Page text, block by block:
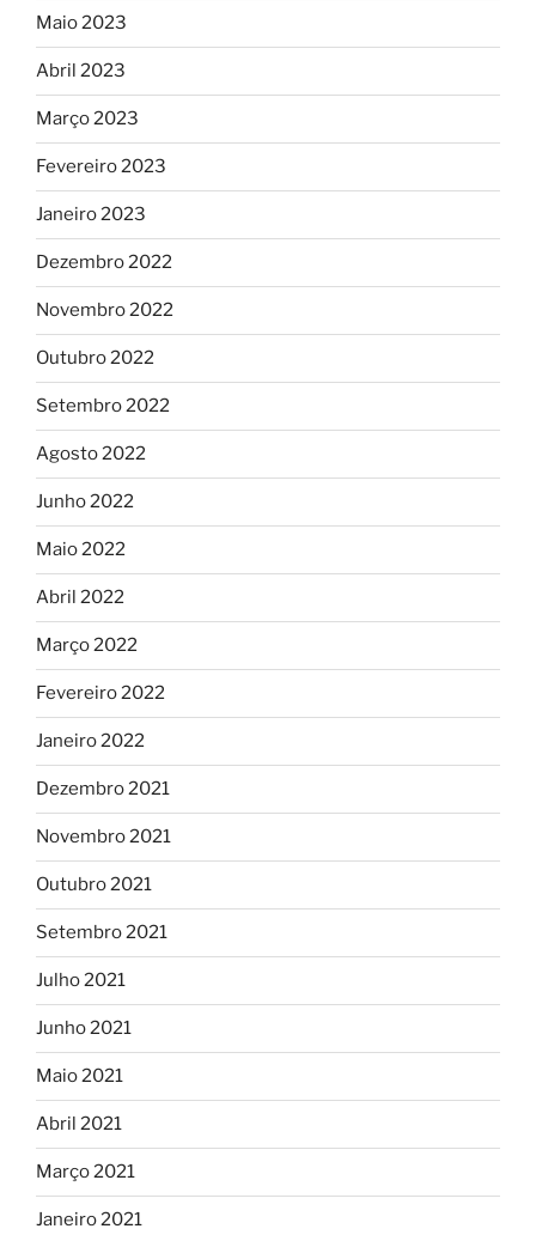
Maio 2023
Abril 2023
Março 2023
Fevereiro 2023
Janeiro 2023
Dezembro 2022
Novembro 2022
Outubro 2022
Setembro 2022
Agosto 2022
Junho 2022
Maio 2022
Abril 2022
Março 2022
Fevereiro 2022
Janeiro 2022
Dezembro 2021
Novembro 2021
Outubro 2021
Setembro 2021
Julho 2021
Junho 2021
Maio 2021
Abril 2021
Março 2021
Janeiro 2021